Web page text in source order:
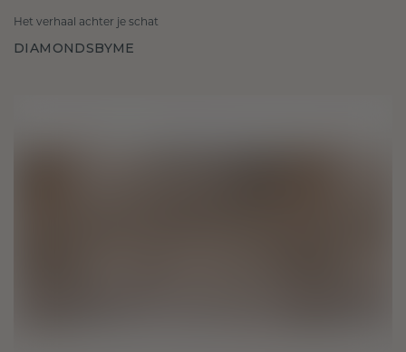
Het verhaal achter je schat
DIAMONDSBYME